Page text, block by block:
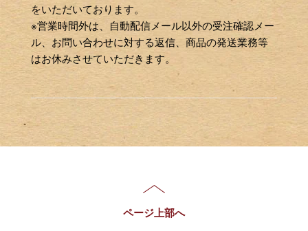
をいただいております。
※営業時間外は、自動配信メール以外の受注確認メー
ル、お問い合わせに対する返信、商品の発送業務等
はお休みさせていただきます。
ページ上部へ